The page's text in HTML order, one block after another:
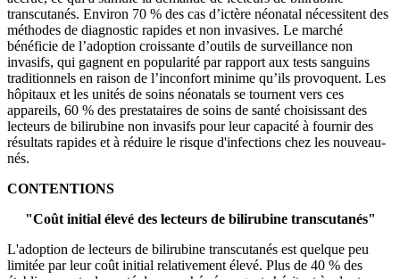
transcutanés. Environ 70 % des cas d’ictère néonatal nécessitent des
méthodes de diagnostic rapides et non invasives. Le marché
bénéficie de l’adoption croissante d’outils de surveillance non
invasifs, qui gagnent en popularité par rapport aux tests sanguins
traditionnels en raison de l’inconfort minime qu’ils provoquent. Les
hôpitaux et les unités de soins néonatals se tournent vers ces
appareils, 60 % des prestataires de soins de santé choisissant des
lecteurs de bilirubine non invasifs pour leur capacité à fournir des
résultats rapides et à réduire le risque d'infections chez les nouveau-
nés.
CONTENTIONS
"Coût initial élevé des lecteurs de bilirubine transcutanés"
L'adoption de lecteurs de bilirubine transcutanés est quelque peu
limitée par leur coût initial relativement élevé. Plus de 40 % des